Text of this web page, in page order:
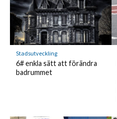
Stadsutveckling
6# enkla sätt att förändra
badrummet